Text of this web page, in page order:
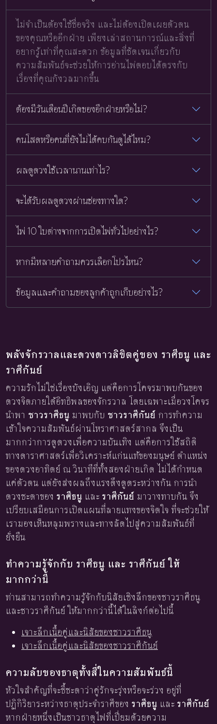
ไม่จำเป็นต้องใช้ชื่อจริง และไม่ต้องเปิดเผยตัวตน
ของคุณหรืออีกฝ่าย เพียงเล่าสถานการณ์และสิ่งที่
อยากรู้เท่าที่คุณสะดวก ข้อมูลที่ชัดเจนเกี่ยวกับ
ความสัมพันธ์จะช่วยให้การอ่านไพ่ตอบได้ตรงกับ
เรื่องที่คุณกังวลมากขึ้น
ต้องมีวันเดือนปีเกิดของอีกฝ่ายหรือไม่?
คนโสดหรือคนที่ยังไม่ได้คบกันดูได้ไหม?
ผลดูดวงใช้เวลานานเท่าไร?
จะได้รับผลดูดวงผ่านช่องทางใด?
ไพ่ 10 ใบต่างจากการเปิดไพ่ทั่วไปอย่างไร?
หากมีหลายคำถามควรเลือกโปรไหน?
ข้อมูลและคำถามของลูกค้าถูกเก็บอย่างไร?
พลังจักรวาลและดวงดาวลิขิตคู่ของ ราศีธนู และ
ราศีกันย์
ความรักไม่ใช่เรื่องบังเอิญ แต่คือการโคจรมาพบกันของ
ดวงจิตภายใต้อิทธิพลของจักรวาล โดยเฉพาะเมื่อวงโคจร
นำพา ชาวราศีธนู มาพบกับ ชาวราศีกันย์ การทำความ
เข้าใจความสัมพันธ์ผ่านโหราศาสตร์สากล จึงเป็น
มากกว่าการดูดวงเพื่อความบันเทิง แต่คือการใช้สถิติ
ทางดาราศาสตร์เพื่อวิเคราะห์แก่นแท้ของมนุษย์ ตำแหน่ง
ของดวงอาทิตย์ ณ วินาทีที่ทั้งสองฝ่ายเกิด ไม่ได้กำหนด
แค่ตัวตน แต่ยังส่งผลถึงแรงดึงดูดระหว่างกัน การนำ
ดวงชะตาของ ราศีธนู และ ราศีกันย์ มาวางทาบกัน จึง
เปรียบเสมือนการเปิดแผนที่ลายแทงของจิตใจ ที่จะช่วยให้
เรามองเห็นหลุมพรางและทางลัดไปสู่ความสัมพันธ์ที่
ยั่งยืน
ทำความรู้จักกับ ราศีธนู และ ราศีกันย์ ให้
มากกว่านี้
ท่านสามารถทำความรู้จักกับนิสัยเชิงลึกของชาวราศีธนู
และชาวราศีกันย์ ให้มากกว่านี้ได้ในลิงก์ต่อไปนี้
เจาะลึกเนื้อคู่และนิสัยของชาวราศีธนู
เจาะลึกเนื้อคู่และนิสัยของชาวราศีกันย์
ความลับของธาตุทั้งสี่ในความสัมพันธ์นี้
หัวใจสำคัญที่จะชี้ชะตาว่าคู่รักจะรุ่งหรือจะร่วง อยู่ที่
ปฏิกิริยาระหว่างธาตุประจำราศีของ ราศีธนู และ ราศีกันย์
หากฝ่ายหนึ่งเป็นชาวธาตุไฟที่เปี่ยมด้วยความ